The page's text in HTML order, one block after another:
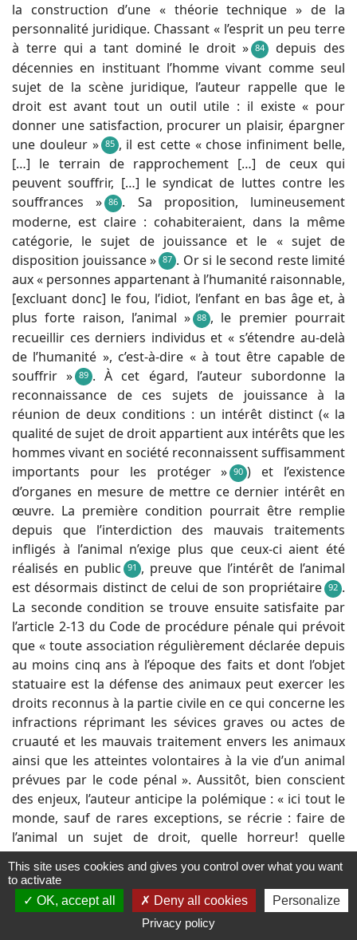
la construction d’une « théorie technique » de la
personnalité juridique. Chassant « l’esprit un peu terre
à terre qui a tant dominé le droit » 84
depuis des
décennies en instituant l’homme vivant comme seul
sujet de la scène juridique, l’auteur rappelle que le
droit est avant tout un outil utile : il existe « pour
donner une satisfaction, procurer un plaisir, épargner
une douleur » 85 , il est cette « chose infiniment belle,
[…] le terrain de rapprochement […] de ceux qui
peuvent souffrir, […] le syndicat de luttes contre les
souffrances » 86 . Sa proposition, lumineusement
moderne, est claire : cohabiteraient, dans la même
catégorie, le sujet de jouissance et le « sujet de
disposition jouissance » 87 . Or si le second reste limité
aux « personnes appartenant à l’humanité raisonnable,
[excluant donc] le fou, l’idiot, l’enfant en bas âge et, à
plus forte raison, l’animal » 88 , le premier pourrait
recueillir ces derniers individus et « s’étendre au-delà
de l’humanité », c’est-à-dire « à tout être capable de
souffrir » 89 . À cet égard, l’auteur subordonne la
reconnaissance de ces sujets de jouissance à la
réunion de deux conditions : un intérêt distinct (« la
qualité de sujet de droit appartient aux intérêts que les
hommes vivant en société reconnaissent suffisamment
importants pour les protéger » 90 ) et l’existence
d’organes en mesure de mettre ce dernier intérêt en
œuvre. La première condition pourrait être remplie
depuis que l’interdiction des mauvais traitements
infligés à l’animal n’exige plus que ceux-ci aient été
réalisés en public
91 , preuve que l’intérêt de l’animal
est désormais distinct de celui de son propriétaire 92 .
La seconde condition se trouve ensuite satisfaite par
l’article 2-13 du Code de procédure pénale qui prévoit
que « toute association régulièrement déclarée depuis
au moins cinq ans à l’époque des faits et dont l’objet
statuaire est la défense des animaux peut exercer les
droits reconnus à la partie civile en ce qui concerne les
infractions réprimant les sévices graves ou actes de
cruauté et les mauvais traitement envers les animaux
ainsi que les atteintes volontaires à la vie d’un animal
prévues par le code pénal ». Aussitôt, bien conscient
des enjeux, l’auteur anticipe la polémique : « ici tout le
monde, sauf de rares exceptions, se récrie : faire de
l’animal un sujet de droit, quelle horreur! quelle
abomination! A entendre ces cris, ne semblerait-il pas
qu’il s’agit de leur donner quelque décoration et
d’imiter Héliogabale faisant son cheval consul? »
.
Efficace, sa défense tient en une ligne : « il s’agit
simplement de poser une règle technique »
This site uses cookies and gives you control over what you want
to activate
OK, accept all
Deny all cookies
Personalize
Privacy policy